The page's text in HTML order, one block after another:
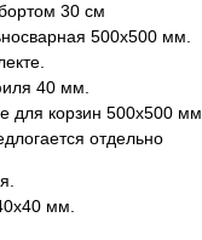
30 см
500х500 мм.
40 мм.
для корзин 500х500 мм
отдельно
мм.